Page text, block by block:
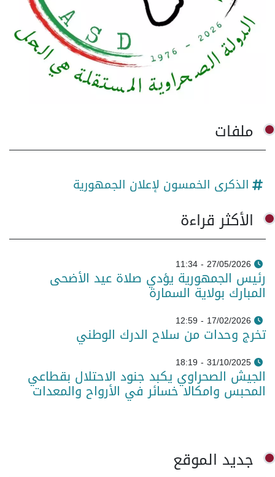
ملفات
الذكرى الخمسون لإعلان الجمهورية
الأكثر قراءة
27/05/2026 - 11:34
رئيس الجمهورية يؤدي صلاة عيد الأضحى
المبارك بولاية السمارة
17/02/2026 - 12:59
تخرج وحدات من سلاح الدرك الوطني
31/10/2025 - 18:19
الجيش الصحراوي يكبد جنود الاحتلال بقطاعي
المحبس وامكالا خسائر في الأرواح والمعدات
جديد الموقع